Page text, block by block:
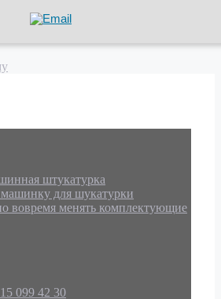
штукатурка
для шукатурки
вовремя менять комплектующие
099 42 30